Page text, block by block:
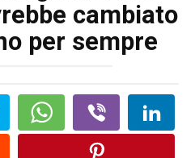
cambiato
per sempre